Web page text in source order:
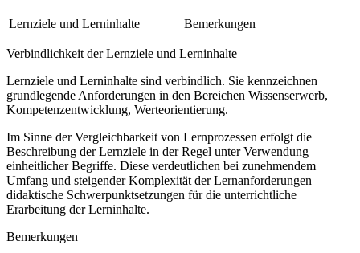
Lernziele und Lerninhalte Bemerkungen
Verbindlichkeit der Lernziele und Lerninhalte
Lernziele und Lerninhalte sind verbindlich. Sie kennzeichnen
grundlegende Anforderungen in den Bereichen Wissenserwerb,
Kompetenzentwicklung, Werteorientierung.
Im Sinne der Vergleichbarkeit von Lernprozessen erfolgt die
Beschreibung der Lernziele in der Regel unter Verwendung
einheitlicher Begriffe. Diese verdeutlichen bei zunehmendem
Umfang und steigender Komplexität der Lernanforderungen
didaktische Schwerpunktsetzungen für die unterrichtliche
Erarbeitung der Lerninhalte.
Bemerkungen